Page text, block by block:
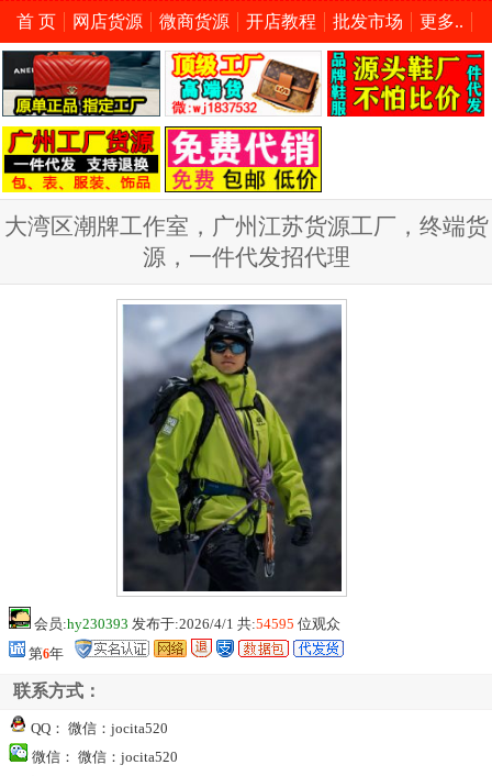
首 页 网店货源 微商货源 开店教程 批发市场 更多..
大湾区潮牌工作室，广州江苏货源工厂，终端货
源，一件代发招代理
会员:hy230393 发布于:2026/4/1 共:54595 位观众
第6年
联系方式：
QQ： 微信：jocita520
微信： 微信：jocita520